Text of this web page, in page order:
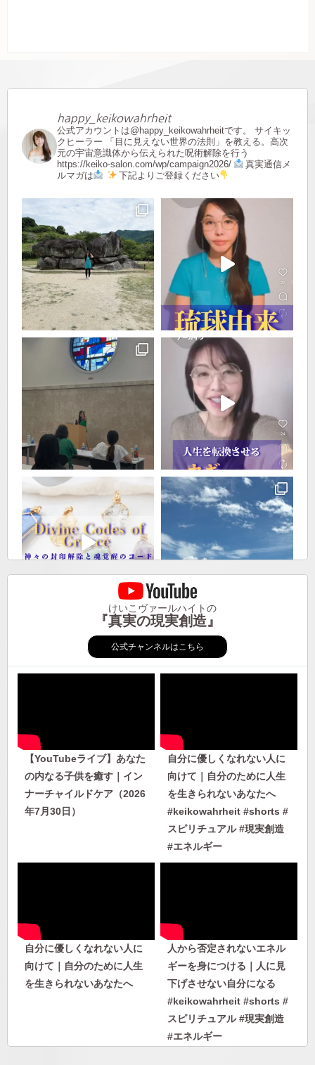
happy_keikowahrheit
公式アカウントは@happy_keikowahrheitです。
サイキッ
クヒーラー 「目に見えない世界の法則」を教える。高次
元の宇宙意識体から伝えられた呪術解除を行う
https://keiko-salon.com/wp/campaign2026/
真実通信メ
ルマガは
下記よりご登録ください
けいこヴァールハイトの
『真実の現実創造』
公式チャンネルはこちら
【YouTubeライブ】あなた
の内なる子供を癒す｜イン
ナーチャイルドケア（2026
年7月30日）
自分に優しくなれない人に
向けて｜自分のために人生
を生きられないあなたへ
#keikowahrheit #shorts #
スピリチュアル #現実創造
#エネルギー
自分に優しくなれない人に
向けて｜自分のために人生
を生きられないあなたへ
人から否定されないエネル
ギーを身につける｜人に見
下げさせない自分になる
#keikowahrheit #shorts #
スピリチュアル #現実創造
#エネルギー